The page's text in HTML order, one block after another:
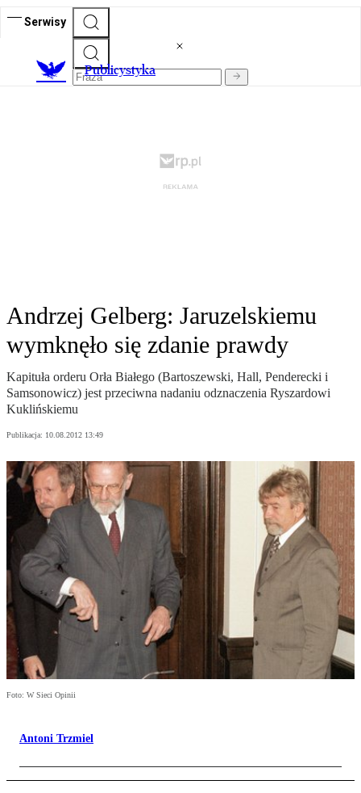
Serwisy
Publicystyka
Andrzej Gelberg: Jaruzelskiemu
wymknęło się zdanie prawdy
Kapituła orderu Orła Białego (Bartoszewski, Hall, Penderecki i
Samsonowicz) jest przeciwna nadaniu odznaczenia Ryszardowi
Kuklińskiemu
Publikacja: 10.08.2012 13:49
Foto: W Sieci Opinii
Antoni Trzmiel